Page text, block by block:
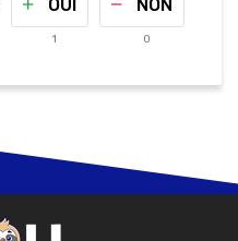
OUI
1
NON
0